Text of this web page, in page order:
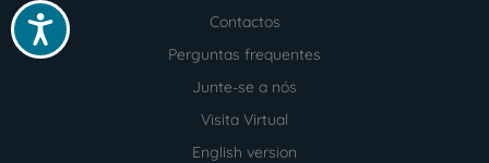
Acessibilidade
Contactos
Perguntas frequentes
Junte-se a nós
Visita Virtual
English version